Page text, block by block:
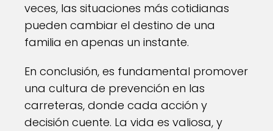
veces, las situaciones más cotidianas
pueden cambiar el destino de una
familia en apenas un instante.
En conclusión, es fundamental promover
una cultura de prevención en las
carreteras, donde cada acción y
decisión cuente. La vida es valiosa, y